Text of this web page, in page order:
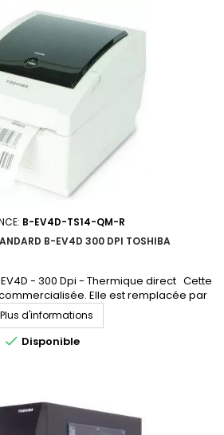
B-EV4D-TS14-QM-R
B-EV4D 300 DPI TOSHIBA
- 300 Dpi - Thermique direct Cette
Elle est remplacée par
à la fiche produit en cliquant ici)
Plus d'informations
 Disponible